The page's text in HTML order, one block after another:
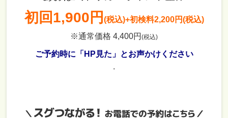
初回1,900円 (税込)+初検料2,200円(税込)
※通常価格 4,400円 (税込)
ご予約時に「HP見た」とお声かけください
.